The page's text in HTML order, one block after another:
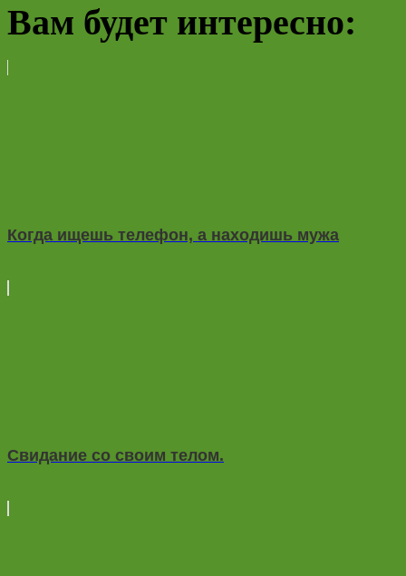
Вам будет интересно:
Когда ищешь телефон, а находишь мужа
Свидание со своим телом.